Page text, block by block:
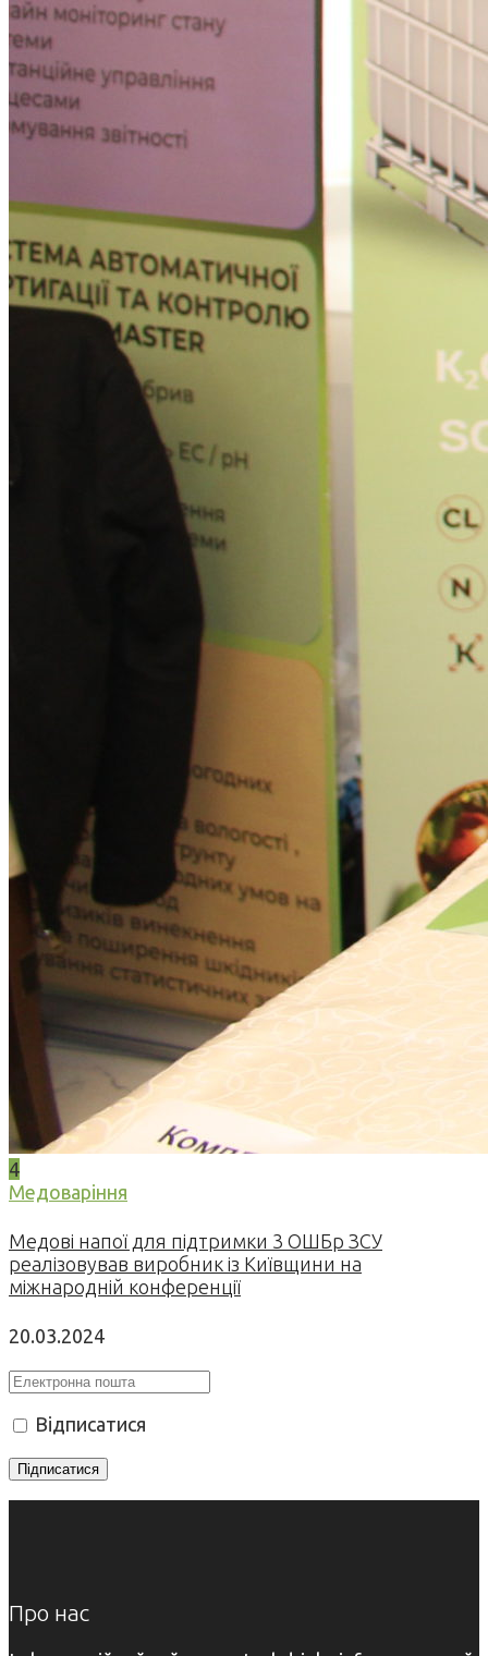
4
Медоваріння
Медові напої для підтримки 3 ОШБр ЗСУ
реалізовував виробник із Київщини на
міжнародній конференції
20.03.2024
Відписатися
Про нас